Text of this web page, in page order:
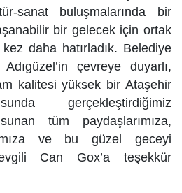
sanat buluşmalarında bir
bir gelecek için ortak
daha hatırladık. Belediye
çevreye duyarlı,
kalitesi yüksek bir Ataşehir
gerçekleştirdiğimiz
tüm paydaşlarımıza,
ve bu güzel geceyi
Can Gox’a teşekkür